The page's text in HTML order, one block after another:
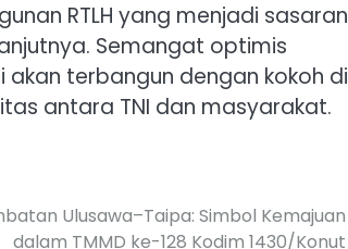
RTLH yang menjadi sasaran
Semangat optimis
terbangun dengan kokoh di
antara TNI dan masyarakat.
Ulusawa–Taipa: Simbol Kemajuan
dalam TMMD ke-128 Kodim 1430/Konut